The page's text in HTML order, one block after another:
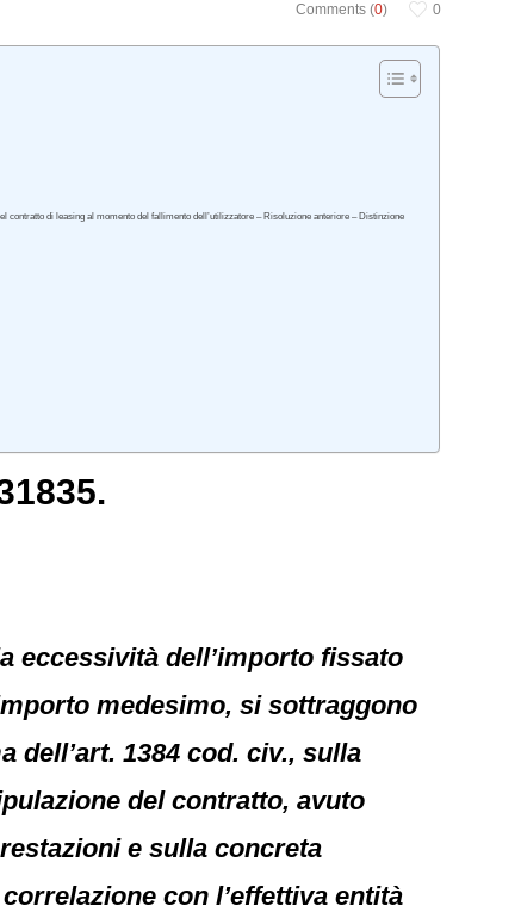
Comments (0) 0
di leasing al momento del fallimento dell’utilizzatore – Risoluzione anteriore – Distinzione
eccessività dell’importo fissato
medesimo, si sottraggono
dell’art. 1384 cod. civ., sulla
del contratto, avuto
e sulla concreta
con l’effettiva entità